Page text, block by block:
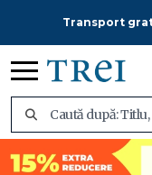
Transport